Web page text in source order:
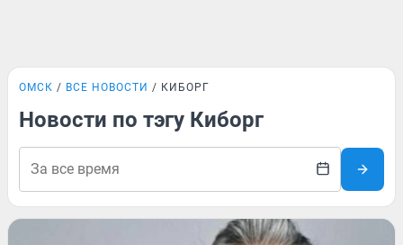
ОМСК ВСЕ НОВОСТИ КИБОРГ
Новости по тэгу Киборг